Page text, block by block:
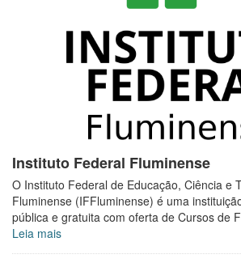
Instituto Federal Fluminense
O Instituto Federal de Educação, Ciência e
Fluminense (IFFluminense) é uma
pública e gratuita com oferta de Cursos de
Leia mais